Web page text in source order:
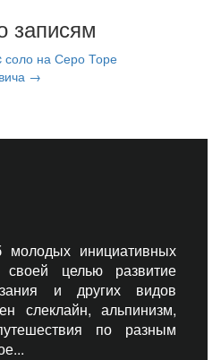
записям
соло на Серо Торе
→
молодых инициативных
целью развитие
и других видов
слеклайн, альпинизм,
по разным